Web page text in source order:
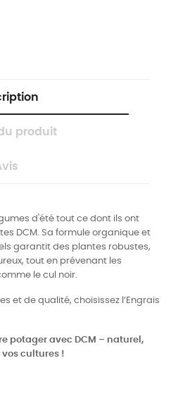
produit
d'été tout ce dont ils ont
DCM. Sa formule organique et
garantit des plantes robustes,
tout en prévenant les
le cul noir.
et de qualité, choisissez l’Engrais
potager avec DCM – naturel,
cultures !